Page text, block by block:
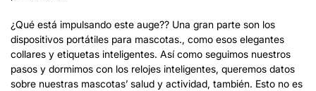
¿Qué está impulsando este auge?? Una gran parte son los
dispositivos portátiles para mascotas., como esos elegantes
collares y etiquetas inteligentes. Así como seguimos nuestros
pasos y dormimos con los relojes inteligentes, queremos datos
sobre nuestras mascotas’ salud y actividad, también. Esto no es